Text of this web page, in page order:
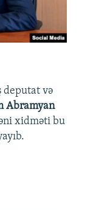
deputat və
Abramyan
xidməti bu